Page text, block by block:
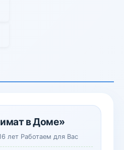
в Доме»
лет Работаем для Вас